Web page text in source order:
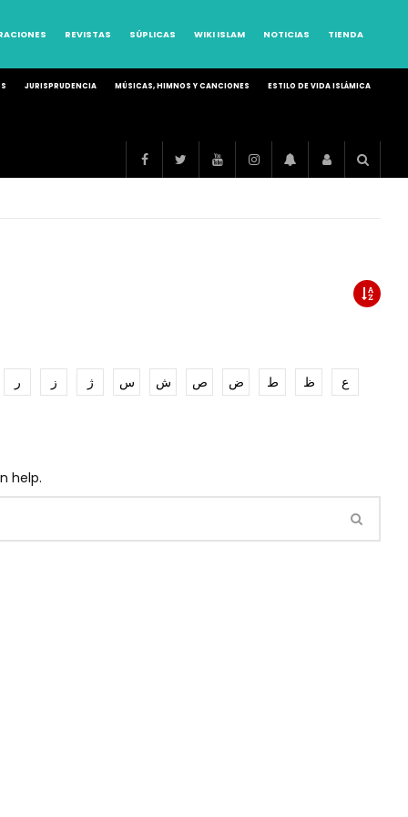
REVISTAS SÚPLICAS WIKI ISLAM NOTICIAS TIENDA
JURISPRUDENCIA MÚSICAS, HIMNOS Y CANCIONES ESTILO DE VIDA ISLÁMICA
ر ز ژ س ش ص ض ط ظ
ع
help.